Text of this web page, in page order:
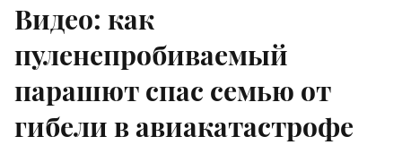
Видео: как
пуленепробиваемый
парашют спас семью от
гибели в авиакатастрофе